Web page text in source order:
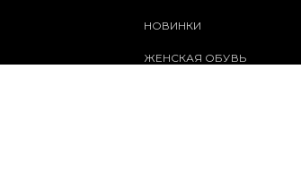
НОВИНКИ
ЖЕНСКАЯ ОБУВЬ